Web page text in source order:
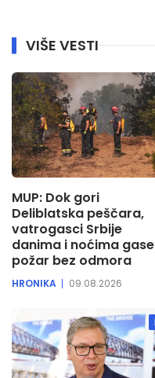
VIŠE VESTI
MUP: Dok gori
Deliblatska peščara,
vatrogasci Srbije
danima i noćima gase
požar bez odmora
HRONIKA 09.08.2026